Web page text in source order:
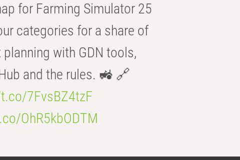
for Farming Simulator 25
categories for a share of
with GDN tools,
and the rules. 🚜 🔗
7FvsBZ4tzF
OhR5kbODTM